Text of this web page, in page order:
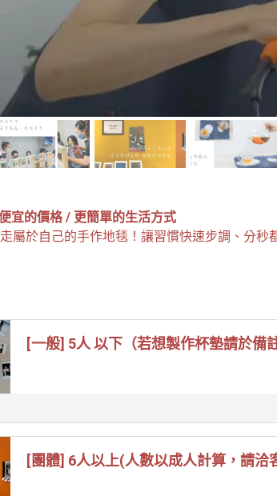
宜的價格 / 更簡單的生活方式
屬於自己的手作地毯！讓習慣快速步調、分秒
[一般] 5人 以下（若想製作杯墊請於備
[團體] 6人以上(人數以成人計算，請洽